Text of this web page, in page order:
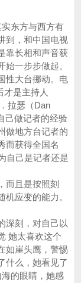
东方与西方有
到，和中国电视
靠长相和声音获
一步步做起。
性大台挪动。电
是主持人
拉瑟（Dan
己做记者的经验
做地方台记者的
而获得全国名
自己是记者还是
而且是按照刻
应变的能力。
深刻，对自己以
她太喜欢这个
如崖头鹰，警惕
什么，她看见了
的眼睛，她感